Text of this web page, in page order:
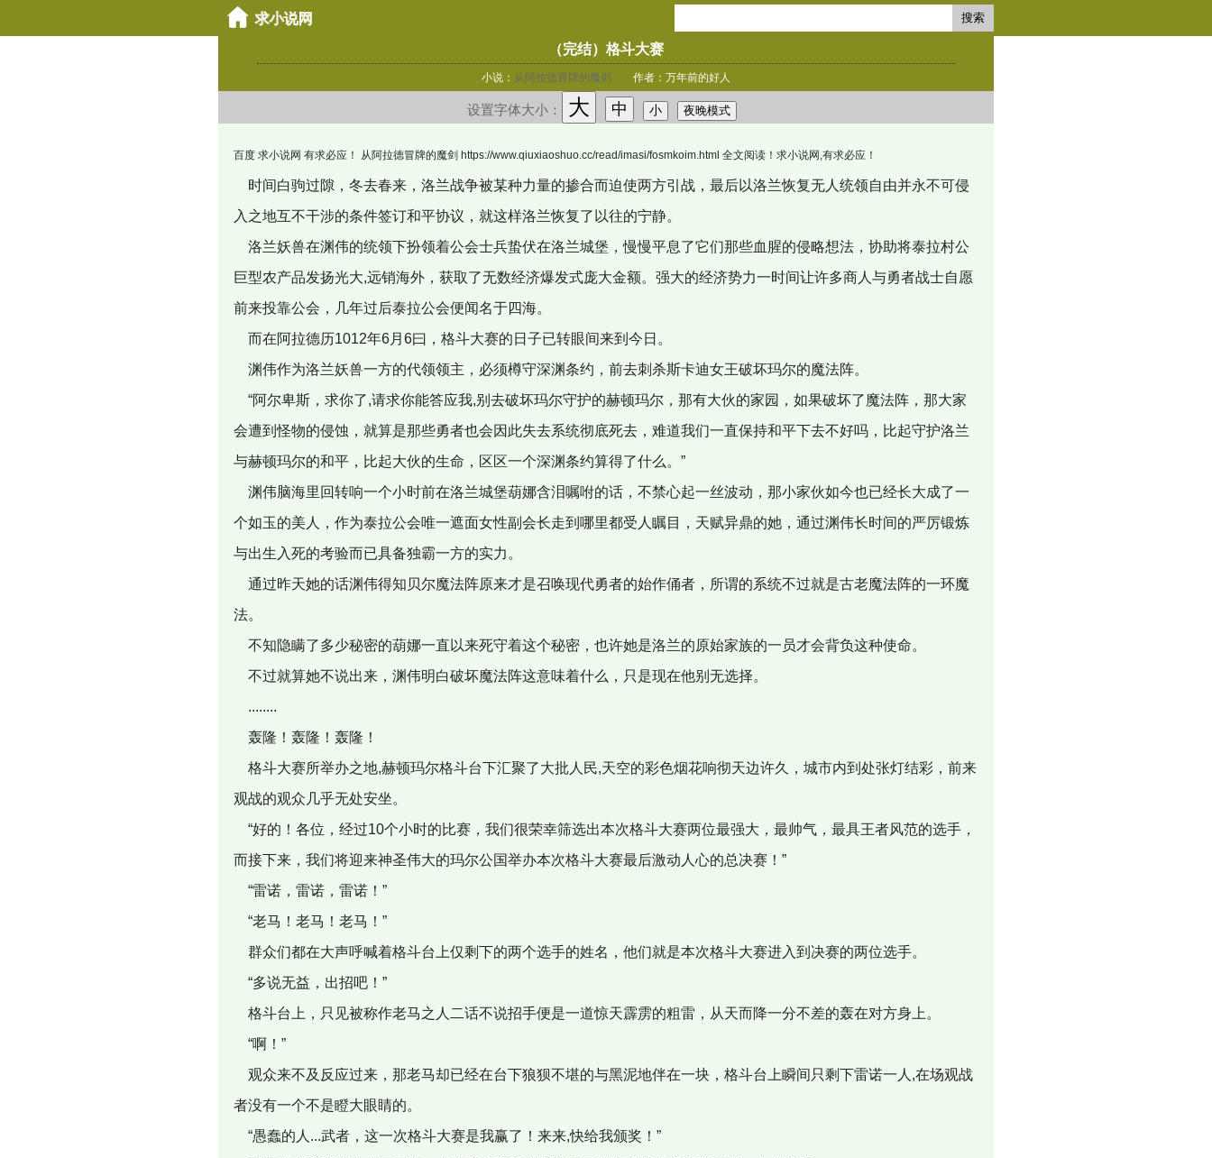
搜索
（完结）格斗大赛
小说： 从阿拉德冒牌的魔剑 作者：万年前的好人
设置字体大小： 大 中 小 夜晚模式
百度 求小说网 有求必应！ 从阿拉德冒牌的魔剑 https://www.qiuxiaoshuo.cc/read/imasi/fosmkoim.html 全文阅读！求小说网,有求必应！
时间白驹过隙，冬去春来，洛兰战争被某种力量的掺合而迫使两方引战，最后以洛兰恢复无人统领自由并永不可侵
入之地互不干涉的条件签订和平协议，就这样洛兰恢复了以往的宁静。
洛兰妖兽在渊伟的统领下扮领着公会士兵蛰伏在洛兰城堡，慢慢平息了它们那些血腥的侵略想法，协助将泰拉村公
巨型农产品发扬光大,远销海外，获取了无数经济爆发式庞大金额。强大的经济势力一时间让许多商人与勇者战士自愿
前来投靠公会，几年过后泰拉公会便闻名于四海。
而在阿拉德历1012年6月6曰，格斗大赛的日子已转眼间来到今日。
渊伟作为洛兰妖兽一方的代领领主，必须樽守深渊条约，前去刺杀斯卡迪女王破坏玛尔的魔法阵。
“阿尔卑斯，求你了,请求你能答应我,别去破坏玛尔守护的赫顿玛尔，那有大伙的家园，如果破坏了魔法阵，那大家
会遭到怪物的侵蚀，就算是那些勇者也会因此失去系统彻底死去，难道我们一直保持和平下去不好吗，比起守护洛兰
与赫顿玛尔的和平，比起大伙的生命，区区一个深渊条约算得了什么。”
渊伟脑海里回转响一个小时前在洛兰城堡葫娜含泪嘱咐的话，不禁心起一丝波动，那小家伙如今也已经长大成了一
个如玉的美人，作为泰拉公会唯一遮面女性副会长走到哪里都受人瞩目，天赋异鼎的她，通过渊伟长时间的严厉锻炼
与出生入死的考验而已具备独霸一方的实力。
通过昨天她的话渊伟得知贝尔魔法阵原来才是召唤现代勇者的始作俑者，所谓的系统不过就是古老魔法阵的一环魔
法。
不知隐瞒了多少秘密的葫娜一直以来死守着这个秘密，也许她是洛兰的原始家族的一员才会背负这种使命。
不过就算她不说出来，渊伟明白破坏魔法阵这意味着什么，只是现在他别无选择。
........
轰隆！轰隆！轰隆！
格斗大赛所举办之地,赫顿玛尔格斗台下汇聚了大批人民,天空的彩色烟花响彻天边许久，城市内到处张灯结彩，前来
观战的观众几乎无处安坐。
“好的！各位，经过10个小时的比赛，我们很荣幸筛选出本次格斗大赛两位最强大，最帅气，最具王者风范的选手，
而接下来，我们将迎来神圣伟大的玛尔公国举办本次格斗大赛最后激动人心的总决赛！”
“雷诺，雷诺，雷诺！”
“老马！老马！老马！”
群众们都在大声呼喊着格斗台上仅剩下的两个选手的姓名，他们就是本次格斗大赛进入到决赛的两位选手。
“多说无益，出招吧！”
格斗台上，只见被称作老马之人二话不说招手便是一道惊天霹雳的粗雷，从天而降一分不差的轰在对方身上。
“啊！”
观众来不及反应过来，那老马却已经在台下狼狈不堪的与黑泥地伴在一块，格斗台上瞬间只剩下雷诺一人,在场观战
者没有一个不是瞪大眼睛的。
“愚蠢的人...武者，这一次格斗大赛是我赢了！来来,快给我颁奖！”